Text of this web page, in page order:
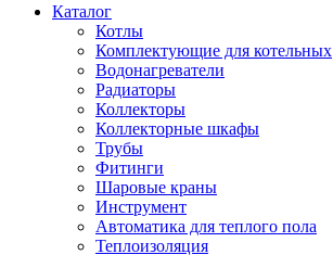
Каталог
Котлы
Комплектующие для котельных
Водонагреватели
Радиаторы
Коллекторы
Коллекторные шкафы
Трубы
Фитинги
Шаровые краны
Инструмент
Автоматика для теплого пола
Теплоизоляция